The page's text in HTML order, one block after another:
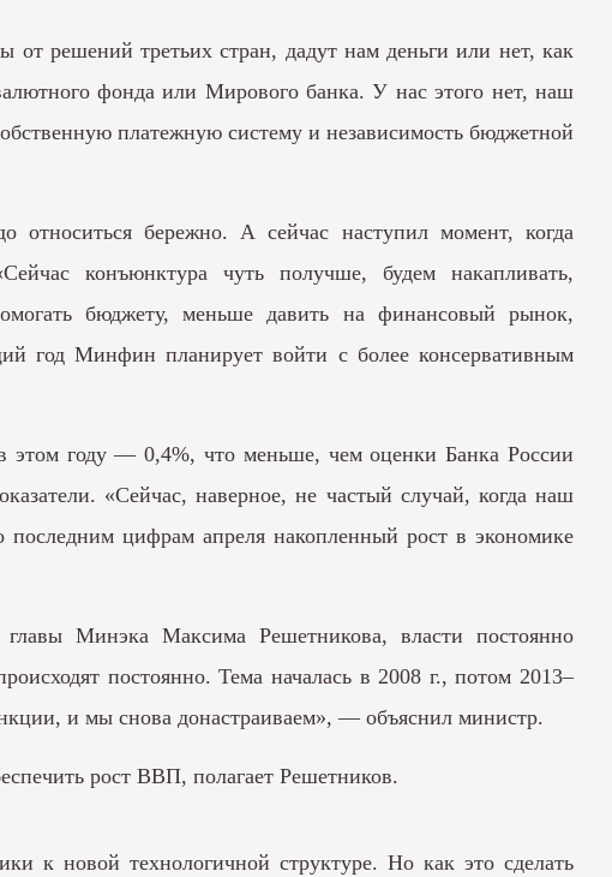
от решений третьих стран, дадут нам деньги или нет, как
фонда или Мирового банка. У нас этого нет, наш
платежную систему и независимость бюджетной
бережно. А сейчас наступил момент, когда
конъюнктура чуть получше, будем накапливать,
бюджету, меньше давить на финансовый рынок,
год Минфин планирует войти с более консервативным
этом году — 0,4%, что меньше, чем оценки Банка России
«Сейчас, наверное, не частый случай, когда наш
цифрам апреля накопленный рост в экономике
Минэка Максима Решетникова, власти постоянно
постоянно. Тема началась в 2008 г., потом 2013–
и мы снова донастраиваем», — объяснил министр.
рост ВВП, полагает Решетников.
к новой технологичной структуре. Но как это сделать